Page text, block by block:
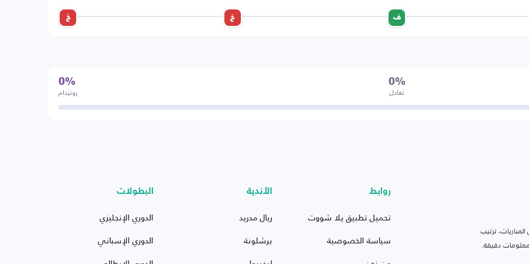
ف خ خ
0%
تعادل
0%
روتردام
ترتيب
دقيقة.
روابط
تحميل تطبيق يلا شووت
سياسة الخصوصية
الأندية
ريال مدريد
برشلونة
البطولات
الدوري الإنجليزي
الدوري الإسباني